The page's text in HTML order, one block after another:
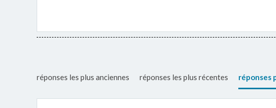
réponses les plus anciennes réponses les plus récentes réponses